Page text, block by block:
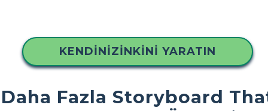
KENDINIZINKINI YARATIN
Daha Fazla Storyboard